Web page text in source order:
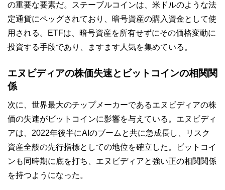
の重要な要素だ。ステーブルコインは、米ドルのような法
定通貨にペッグされており、暗号資産の購入資金として使
用される。ETFは、暗号資産を所有せずにその価格変動に
投資する手段であり、ますます人気を集めている。
エヌビディアの株価失速とビットコインの相関関
係
次に、世界最大のチップメーカーであるエヌビディアの株
価の失速がビットコインに影響を与えている。エヌビディ
アは、2022年後半にAIのブームと共に急成長し、リスク
資産全般の先行指標としての地位を確立した。ビットコイ
ンも同時期に底を打ち、エヌビディアと強い正の相関関係
を持つようになった。